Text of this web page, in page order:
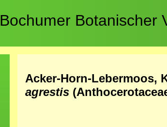
Bochumer Botanischer
Acker-Horn-Lebermoos,
agrestis